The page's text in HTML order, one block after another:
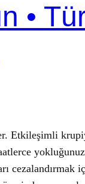
•
Etkileşimli